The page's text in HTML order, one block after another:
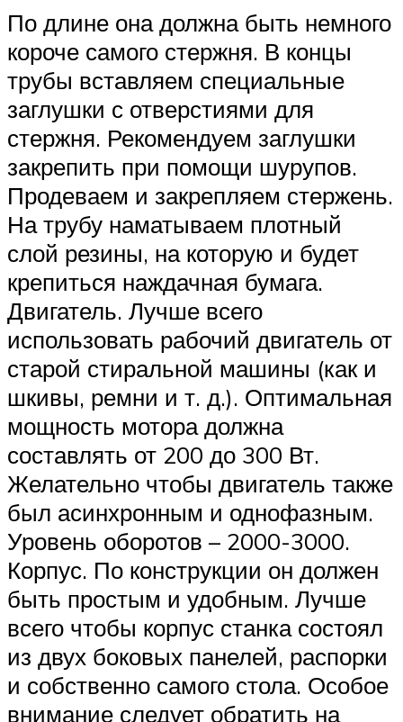
По длине она должна быть немного
короче самого стержня. В концы
трубы вставляем специальные
заглушки с отверстиями для
стержня. Рекомендуем заглушки
закрепить при помощи шурупов.
Продеваем и закрепляем стержень.
На трубу наматываем плотный
слой резины, на которую и будет
крепиться наждачная бумага.
Двигатель. Лучше всего
использовать рабочий двигатель от
старой стиральной машины (как и
шкивы, ремни и т. д.). Оптимальная
мощность мотора должна
составлять от 200 до 300 Вт.
Желательно чтобы двигатель также
был асинхронным и однофазным.
Уровень оборотов – 2000-3000.
Корпус. По конструкции он должен
быть простым и удобным. Лучше
всего чтобы корпус станка состоял
из двух боковых панелей, распорки
и собственно самого стола. Особое
внимание следует обратить на